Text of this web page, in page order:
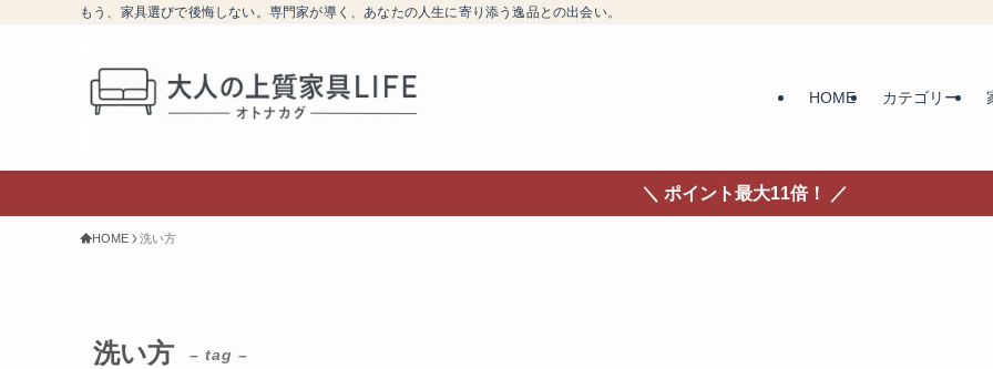
もう、家具選びで後悔しない。専門家が導く、あなたの人生に寄り添う逸品との出会い。
HOME カテゴリー
＼ ポイント最大11倍！ ／
HOME 洗い方
洗い方 – tag –